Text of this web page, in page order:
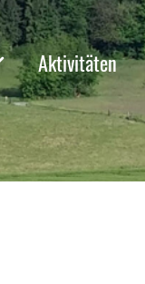
Aktivitäten